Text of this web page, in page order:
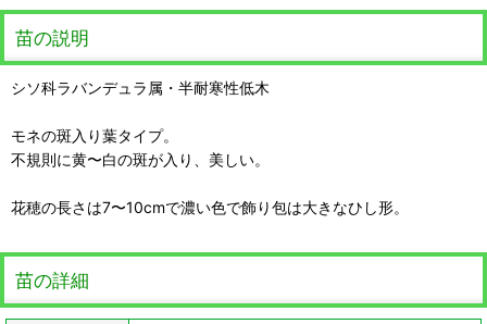
苗の説明
シソ科ラバンデュラ属・半耐寒性低木
モネの斑入り葉タイプ。
不規則に黄〜白の斑が入り、美しい。
花穂の長さは7〜10cmで濃い色で飾り包は大きなひし形。
苗の詳細